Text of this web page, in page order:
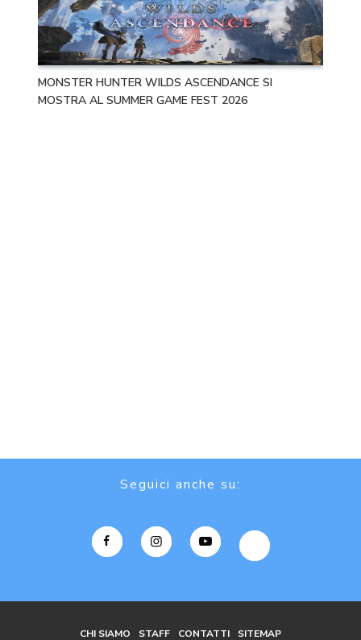
MONSTER HUNTER WILDS ASCENDANCE SI
MOSTRA AL SUMMER GAME FEST 2026
Seguici anche su:
CHI SIAMO STAFF CONTATTI SITEMAP